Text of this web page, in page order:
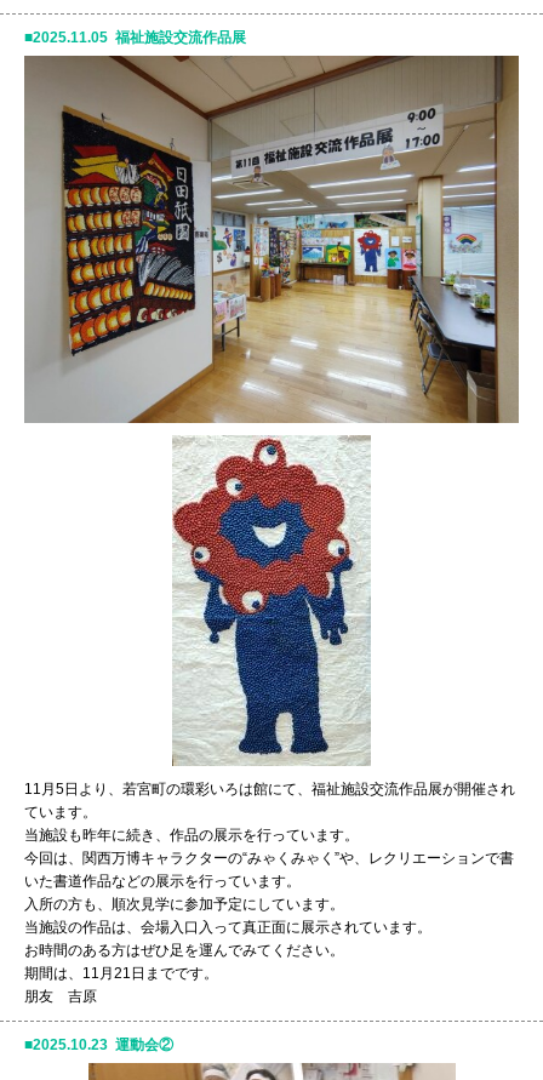
2025.11.05 福祉施設交流作品展
11月5日より、若宮町の環彩いろは館にて、福祉施設交流作品展が開催され
ています。
当施設も昨年に続き、作品の展示を行っています。
今回は、関西万博キャラクターの“みゃくみゃく”や、レクリエーションで書
いた書道作品などの展示を行っています。
入所の方も、順次見学に参加予定にしています。
当施設の作品は、会場入口入って真正面に展示されています。
お時間のある方はぜひ足を運んでみてください。
期間は、11月21日までです。
朋友 吉原
2025.10.23 運動会②